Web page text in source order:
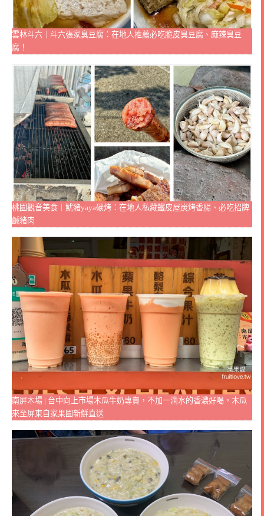
雲林斗六｜斗六張家臭豆腐：在地人推薦必吃脆皮臭豆腐、麻辣臭豆
腐！
桃園觀音美食｜魷豬yaya碳烤：在地人私藏鐵皮屋炭烤香腸、必吃招牌
鹹豬肉
南屏木場 | 台中向上市場木瓜牛奶專賣，不加一滴水的香濃好喝，木瓜
來至屏東自家果園新鮮直送